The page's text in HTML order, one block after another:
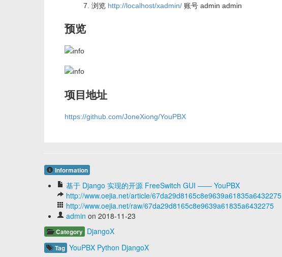
浏览 http://localhost/xadmin/ 账号 admin admin
预览
项目地址
https://github.com/JoneXiong/YouPBX
Information
基于 Django 实现的开源 FreeSwitch GUI —— YouPBX
http://www.oejia.net/article/67da29d8165c8e9639a61835a6432275
http://www.oejia.net/raw/67da29d8165c8e9639a61835a6432275
admin on 2018-11-23
Category DjangoX
Tag YouPBX Python DjangoX